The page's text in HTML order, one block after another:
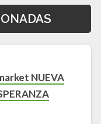
NUEVA